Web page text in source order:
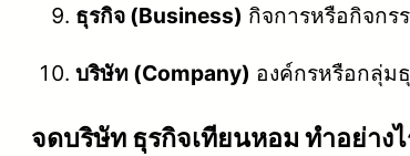
ธุรกิจ (Business) กิจการหรือกิจกร
บริษัท (Company) องค์กรหรือกลุ่ม
จดบริษัท ธุรกิจเทียนหอม ทำอย่าง